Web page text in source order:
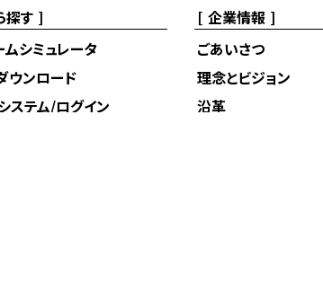
探す
ムシミュレータ
ウンロード
ステム/ログイン
企業情報
ごあいさつ
理念とビジョン
沿革